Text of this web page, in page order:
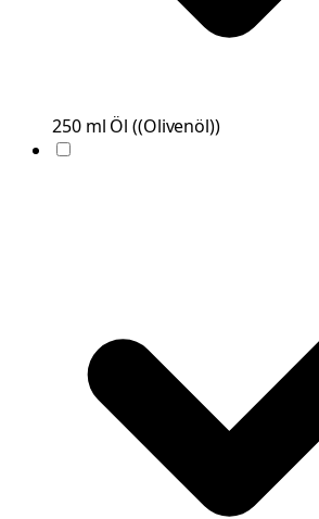
250 ml Öl ((Olivenöl))